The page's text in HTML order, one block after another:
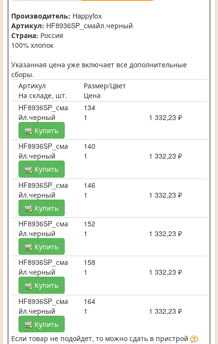
Производитель: Happyfox
Артикул: HF8936SP_смайл.черный
Страна: Россия
100% хлопок
Указанная цена уже включает все дополнительные
сборы.
Артикул
Размер/Цвет
На складе, шт.
Цена
HF8936SP_сма
йл.черный
134
1
1 332,23 ₽
Купить
HF8936SP_сма
йл.черный
140
1
1 332,23 ₽
Купить
HF8936SP_сма
йл.черный
146
1
1 332,23 ₽
Купить
HF8936SP_сма
йл.черный
152
1
1 332,23 ₽
Купить
HF8936SP_сма
йл.черный
158
1
1 332,23 ₽
Купить
HF8936SP_сма
йл.черный
164
1
1 332,23 ₽
Купить
Если товар не подойдет, то можно сдать в пристрой